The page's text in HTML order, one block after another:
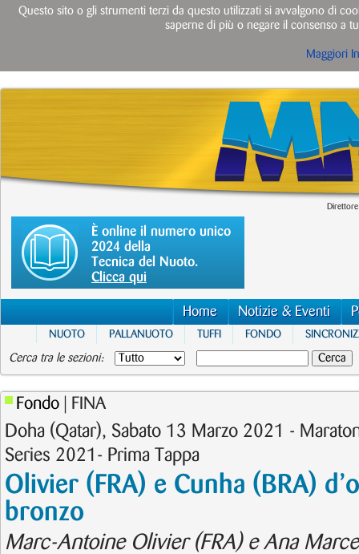
È online il numero unico
2024 della
Tecnica del Nuoto.
Clicca qui
Home Notizie & Eventi
NUOTO PALLANUOTO TUFFI FONDO
Cerca tra le sezioni:
Fondo | FINA
Doha (Qatar), Sabato 13 Marzo 2021 -
Series 2021- Prima Tappa
Olivier (FRA) e Cunha (BRA)
bronzo
Marc-Antoine Olivier (FRA) e Ana
Questo sito o gli strumenti terzi da questo utilizzati si avvalgono di
saperne di più o negare il consenso a
Maggiori